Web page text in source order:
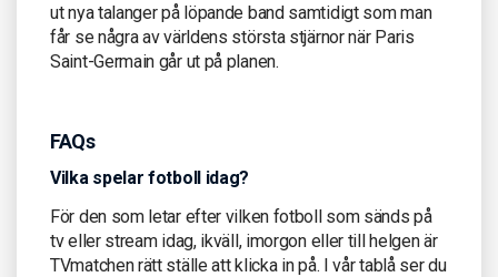
ut nya talanger på löpande band samtidigt som man
får se några av världens största stjärnor när Paris
Saint-Germain går ut på planen.
FAQs
Vilka spelar fotboll idag?
För den som letar efter vilken fotboll som sänds på
tv eller stream idag, ikväll, imorgon eller till helgen är
TVmatchen rätt ställe att klicka in på. I vår tablå ser du